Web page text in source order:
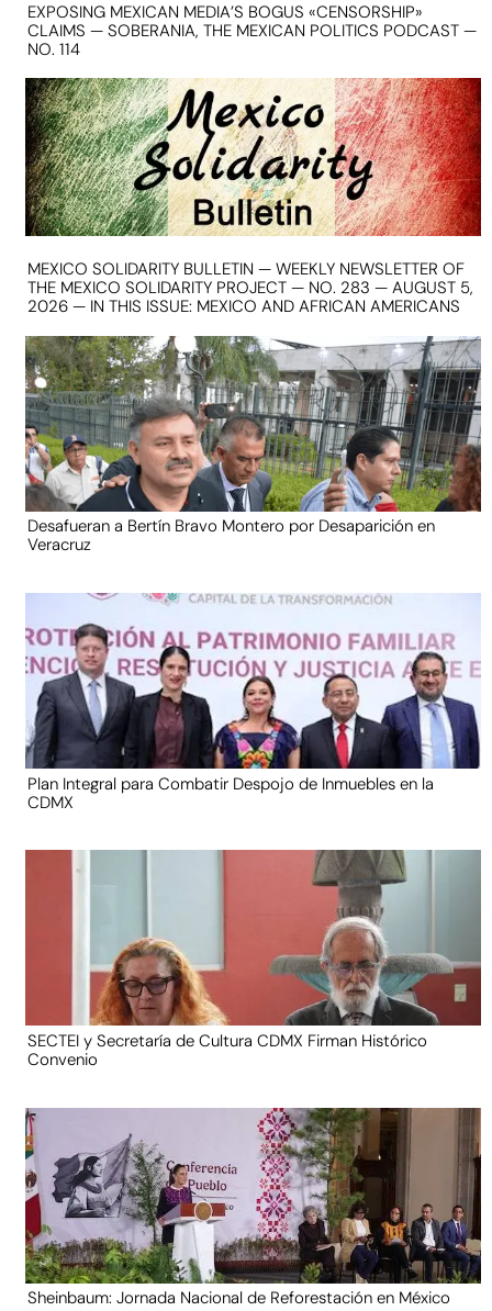
EXPOSING MEXICAN MEDIA’S BOGUS «CENSORSHIP»
CLAIMS — SOBERANIA, THE MEXICAN POLITICS PODCAST —
NO. 114
MEXICO SOLIDARITY BULLETIN — WEEKLY NEWSLETTER OF
THE MEXICO SOLIDARITY PROJECT — NO. 283 — AUGUST 5,
2026 — IN THIS ISSUE: MEXICO AND AFRICAN AMERICANS
Desafueran a Bertín Bravo Montero por Desaparición en
Veracruz
Plan Integral para Combatir Despojo de Inmuebles en la
CDMX
SECTEI y Secretaría de Cultura CDMX Firman Histórico
Convenio
Sheinbaum: Jornada Nacional de Reforestación en México